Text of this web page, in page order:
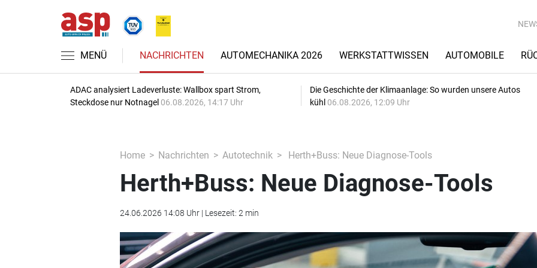
MENÜ NACHRICHTEN AUTOMECHANIKA 2026 WERKSTATTWISSEN AUTOMOBILE
ADAC analysiert Ladeverluste: Wallbox spart Strom,
Steckdose nur Notnagel 06.08.2026, 14:17 Uhr
Die Geschichte der Klimaanlage: So wurden unsere Autos
kühl 06.08.2026, 12:09 Uhr
Home Nachrichten Autotechnik Herth+Buss: Neue Diagnose-Tools
Herth+Buss: Neue Diagnose-Tools
24.06.2026 14:08 Uhr | Lesezeit: 2 min